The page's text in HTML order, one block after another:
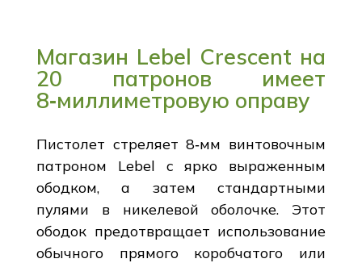
Магазин Lebel Crescent на
20 патронов имеет
8‑миллиметровую оправу
Пистолет стреляет 8‑мм винтовочным
патроном Lebel с ярко выраженным
ободком, а затем стандартными
пулями в никелевой оболочке. Этот
ободок предотвращает использование
обычного прямого коробчатого или